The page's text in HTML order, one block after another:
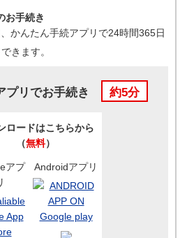
お手続き
かんたん手続アプリで24時間365日
きます。
プリでお手続き 約5分
ロードはこちらから
（無料）
アプ
Androidアプリ